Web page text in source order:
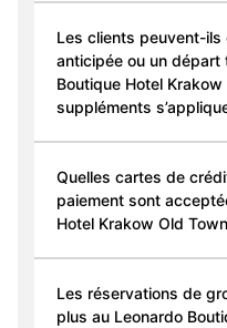
Les clients peuvent-ils
anticipée ou un départ
Boutique Hotel
suppléments
Quelles cartes de
paiement sont
Hotel Krakow Old
Les réservations de
plus au Leonardo